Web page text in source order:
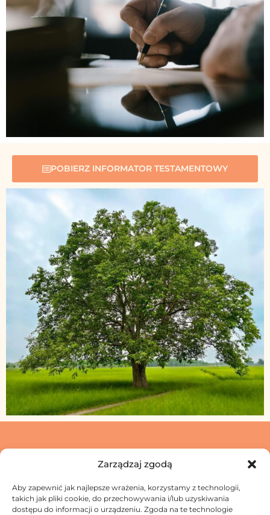
Zarządzaj zgodą
Aby zapewnić jak najlepsze wrażenia, korzystamy z technologii,
takich jak pliki cookie, do przechowywania i/lub uzyskiwania
dostępu do informacji o urządzeniu. Zgoda na te technologie
POBIERZ INFORMATOR TESTAMENTOWY
Skontaktuj się z nami
Jak przetwarzamy Twoje dane?